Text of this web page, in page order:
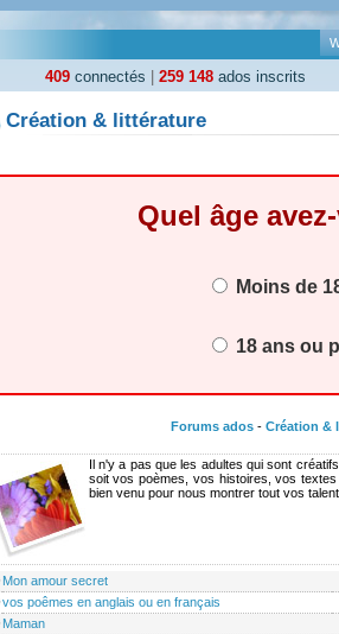
409 connectés 259 148 ados inscrits
Création & littérature
Quel âge
Moins de
18 ans ou
Forums ados- Création &
Il n'y a pas que les adultes qui sont
soit vos poèmes, vos histoires, vos
bien venu pour nous montrer tout vos
Mon amour secret
vos poêmes en anglais ou en français
Maman